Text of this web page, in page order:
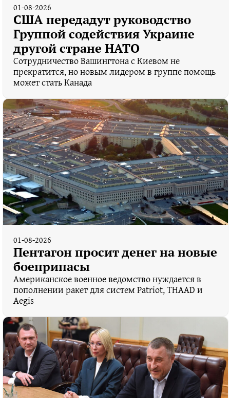
01-08-2026
США передадут руководство
Группой содействия Украине
другой стране НАТО
Сотрудничество Вашингтона с Киевом не
прекратится, но новым лидером в группе помощь
может стать Канада
01-08-2026
Пентагон просит денег на новые
боеприпасы
Американское военное ведомство нуждается в
пополнении ракет для систем Patriot, THAAD и
Aegis